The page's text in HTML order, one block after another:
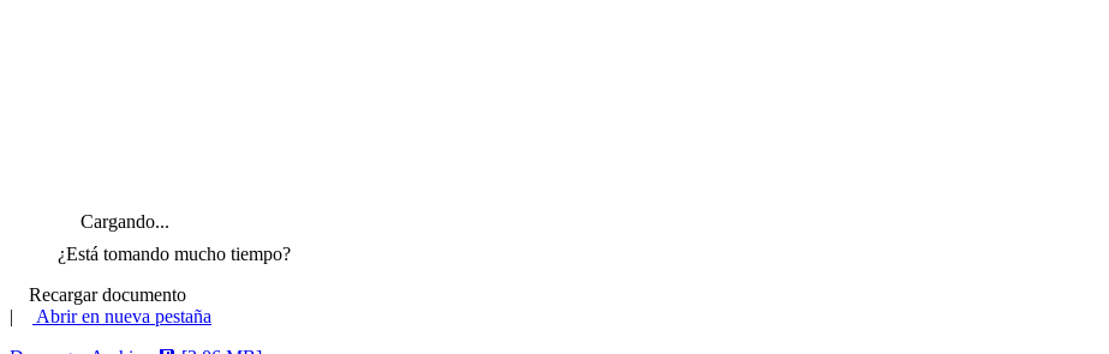
Cargando...
¿Está tomando mucho tiempo?
Recargar documento
|
Abrir en nueva pestaña